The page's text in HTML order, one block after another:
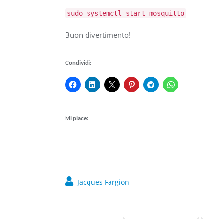
sudo systemctl start mosquitto
Buon divertimento!
Condividi:
Mi piace:
Jacques Fargion